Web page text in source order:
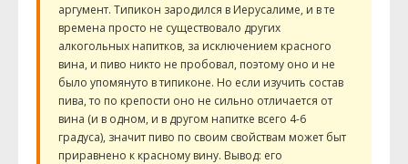
аргумент. Типикон зародился в Иерусалиме, и в те
времена просто не существовало других
алкогольных напитков, за исключением красного
вина, и пиво никто не пробовал, поэтому оно и не
было упомянуто в типиконе. Но если изучить состав
пива, то по крепости оно не сильно отличается от
вина (и в одном, и в другом напитке всего 4-6
градуса), значит пиво по своим свойствам может быт
приравнено к красному вину. Вывод: его